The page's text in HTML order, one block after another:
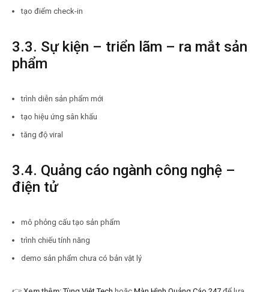
tạo điểm check-in
3.3. Sự kiện – triển lãm – ra mắt sản
phẩm
trình diễn sản phẩm mới
tạo hiệu ứng sân khấu
tăng độ viral
3.4. Quảng cáo ngành công nghệ –
điện tử
mô phỏng cấu tạo sản phẩm
trình chiếu tính năng
demo sản phẩm chưa có bản vật lý